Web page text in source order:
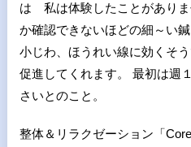
は 私は体験したことがあり
か確認できないほどの細～い
小じわ、ほうれい線に効くそ
促進してくれます。 最初は週
さいとのこと。
整体＆リラクゼーション「